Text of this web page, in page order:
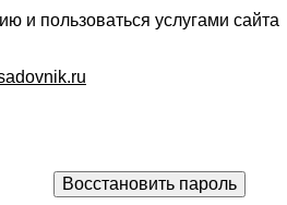
и пользоваться услугами сайта